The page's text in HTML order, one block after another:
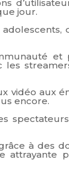
jour.
et
les
vidéo aux
encore.
à des
attrayante